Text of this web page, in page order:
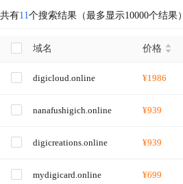
共有11个搜索结果（最多显示10000个结果）
域名 价格
digicloud.online ¥1986
nanafushigich.online ¥939
digicreations.online ¥939
mydigicard.online ¥699